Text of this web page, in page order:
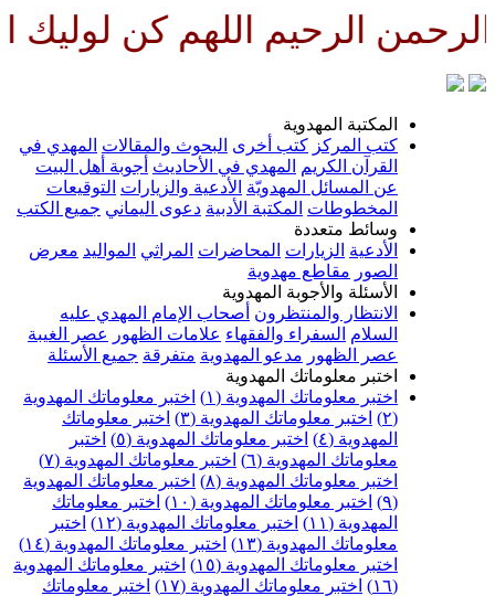
الرحيم اللهم كن لوليك
المكتبة المهدوية
كتب المركز كتب أخرى البحوث والمقالات المهدي في
القرآن الكريم
المهدي في الأحاديث أجوبة أهل البيت
عن المسائل المهدويّة الأدعية والزيارات التوقيعات
المخطوطات المكتبة الأدبية دعوى اليماني جميع الكتب
وسائط متعددة
الأدعية الزيارات المحاضرات المراثي المواليد معرض
الصور مقاطع مهدوية
الأسئلة والأجوبة المهدوية
الانتظار والمنتظرون أصحاب الإمام المهدي عليه
السلام السفراء والفقهاء علامات الظهور
عصر الغيبة
عصر الظهور مدعو المهدوية متفرقة جميع الأسئلة
اختبر معلوماتك المهدوية
اختبر معلوماتك المهدوية (١)
اختبر معلوماتك المهدوية
(٢)
اختبر معلوماتك المهدوية (٣)
اختبر معلوماتك
المهدوية (٤)
اختبر معلوماتك المهدوية (٥)
اختبر
معلوماتك المهدوية (٦)
اختبر معلوماتك المهدوية (٧)
اختبر معلوماتك المهدوية (٨)
اختبر معلوماتك المهدوية
(٩)
اختبر معلوماتك المهدوية (١٠)
اختبر معلوماتك
المهدوية (١١)
اختبر معلوماتك المهدوية (١٢)
اختبر
معلوماتك المهدوية (١٣)
اختبر معلوماتك المهدوية (١٤)
اختبر معلوماتك المهدوية (١٥)
اختبر معلوماتك المهدوية
(١٦)
اختبر معلوماتك المهدوية (١٧)
اختبر معلوماتك